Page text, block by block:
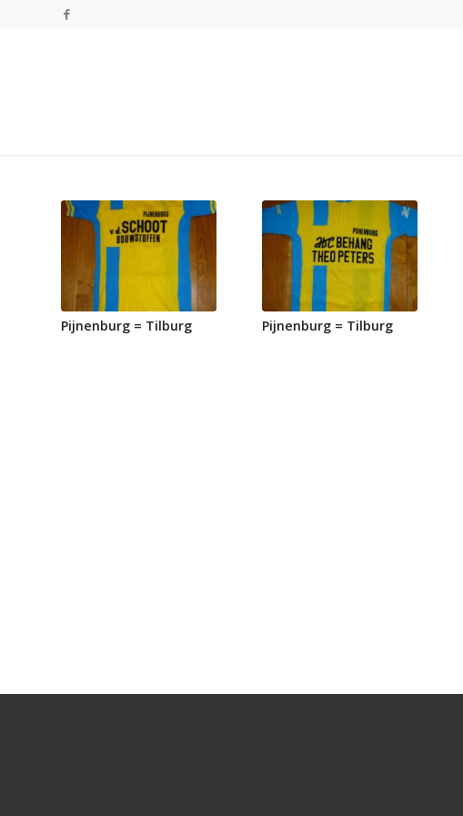
Pijnenburg = Tilburg Pijnenburg = Tilburg